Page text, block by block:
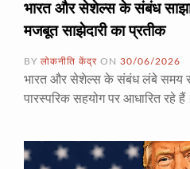
भारत और सेशेल्स के संबंध साझा
मजबूत साझेदारी का प्रतीक
BY लोकनीति केंद्र ON 30/06/2026
भारत और सेशेल्स के संबंध लंबे समय से
पारस्परिक सहयोग पर आधारित रहे